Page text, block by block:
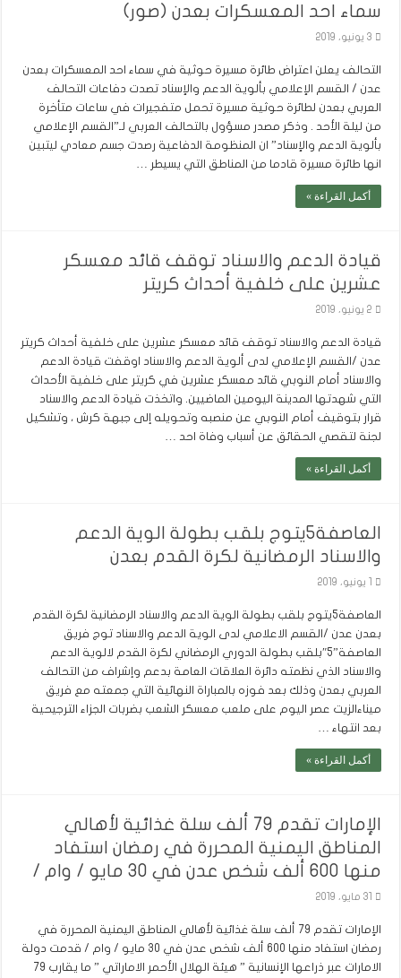
سماء احد المعسكرات بعدن (صور)
3 يونيو، 2019
التحالف يعلن اعتراض طائرة مسيرة حوثية في سماء احد المعسكرات بعدن
عدن / القسم الإعلامي بألوية الدعم والإسناد تصدت دفاعات التحالف
العربي بعدن لطائرة حوثية مسيرة تحمل متفجيرات في ساعات متأخرة
من ليلة الأحد . وذكر مصدر مسؤول بالتحالف العربي لـ”القسم الإعلامي
بألوية الدعم والإسناد” ان المنظومة الدفاعية رصدت جسم معادي ليتبين
انها طائرة مسيرة قادما من المناطق التي يسيطر …
أكمل القراءة »
قيادة الدعم والاسناد توقف قائد معسكر
عشرين على خلفية أحداث كريتر
2 يونيو، 2019
قيادة الدعم والاسناد توقف قائد معسكر عشرين على خلفية أحداث كريتر
عدن /القسم الإعلامي لدى ألوية الدعم والاسناد اوقفت قيادة الدعم
والاسناد أمام النوبي قائد معسكر عشرين في كريتر على خلفية الأحداث
التي شهدتها المدينة اليومين الماضيين. واتخذت قيادة الدعم والاسناد
قرار بتوقيف أمام النوبي عن منصبه وتحويله إلى جبهة كرش ، وتشكيل
لجنة لتقصي الحقائق عن أسباب وفاة احد …
أكمل القراءة »
العاصفة5يتوج بلقب بطولة الوية الدعم
والاسناد الرمضانية لكرة القدم بعدن
العاصفة5يتوج بلقب بطولة الوية الدعم والاسناد الرمضانية لكرة القدم
بعدن عدن /القسم الاعلامي لدى الوية الدعم والاسناد توج فريق
العاصفة”5″بلقب بطولة الدوري الرمضاني لكرة القدم لالوية الدعم
والاسناد الذي نظمته دائرة العلاقات العامة بدعم وإشراف من التحالف
العربي بعدن وذلك بعد فوزه بالمباراة النهائية التي جمعته مع فريق
ميناءالزيت عصر اليوم على ملعب معسكر الشعب بضربات الجزاء الترجيحية
بعد انتهاء …
أكمل القراءة »
الإمارات تقدم 79 ألف سلة غذائية لأهالي
المناطق اليمنية المحررة في رمضان استفاد
منها 600 ألف شخص عدن في 30 مايو / وام /
31 مايو، 2019
الإمارات تقدم 79 ألف سلة غذائية لأهالي المناطق اليمنية المحررة في
رمضان استفاد منها 600 ألف شخص عدن في 30 مايو / وام / قدمت دولة
الامارات عبر ذراعها الإنسانية ” هيئة الهلال الأحمر الاماراتي ” ما يقارب 79